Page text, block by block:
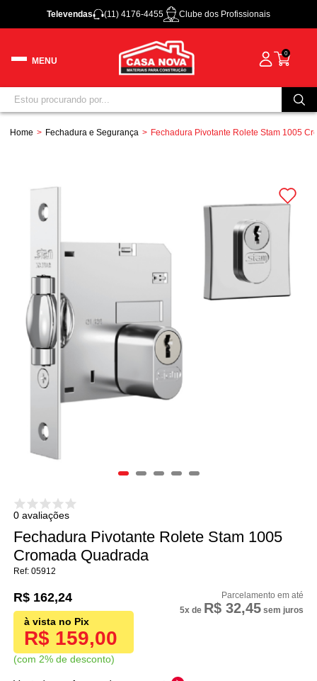
Televendas (11) 4176-4455 Clube dos Profissionais
0
Home Fechadura e Segurança Fechadura Pivotante Rolete Stam 1005
0 avaliações
Fechadura Pivotante Rolete Stam 1005
Cromada Quadrada
05912
R$ 159,00
com 2% de desconto
R$ 162,24
5x de R$ 32,45sem juros